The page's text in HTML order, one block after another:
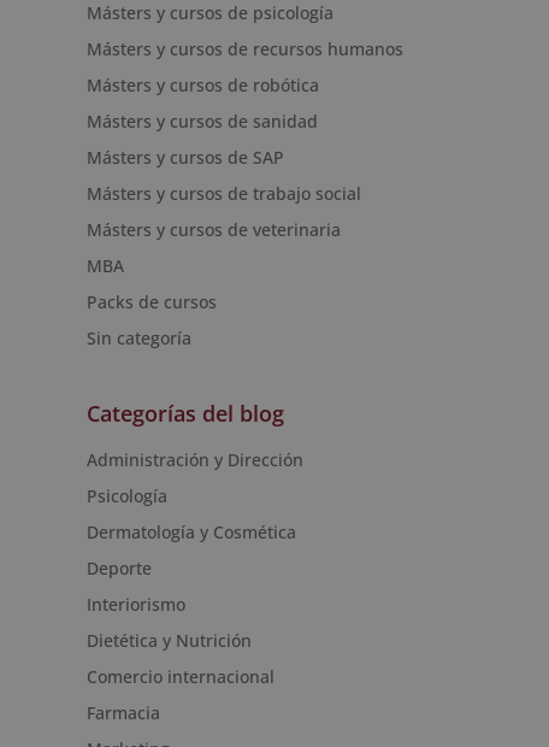
Másters y cursos de psicología
Másters y cursos de recursos humanos
Másters y cursos de robótica
Másters y cursos de sanidad
Másters y cursos de SAP
Másters y cursos de trabajo social
Másters y cursos de veterinaria
MBA
Packs de cursos
Sin categoría
Categorías del blog
Administración y Dirección
Psicología
Dermatología y Cosmética
Deporte
Interiorismo
Dietética y Nutrición
Comercio internacional
Farmacia